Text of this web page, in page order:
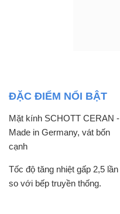
ĐẶC ĐIỂM NỔI BẬT
Mặt kính SCHOTT CERAN -
Made in Germany, vát bốn
cạnh
Tốc độ tăng nhiệt gấp 2,5 lần
so với bếp truyền thống.